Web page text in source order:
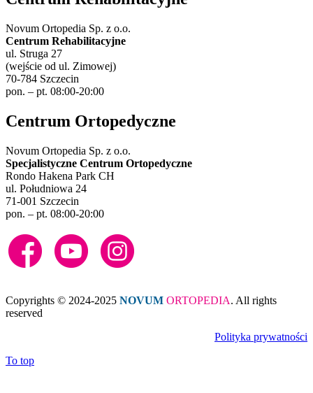
Novum Ortopedia Sp. z o.o.
Centrum Rehabilitacyjne
ul. Struga 27
(wejście od ul. Zimowej)
70-784 Szczecin
pon. – pt. 08:00-20:00
Centrum Ortopedyczne
Novum Ortopedia Sp. z o.o.
Specjalistyczne Centrum Ortopedyczne
Rondo Hakena Park CH
ul. Południowa 24
71-001 Szczecin
pon. – pt. 08:00-20:00
Copyrights © 2024-2025 NOVUM ORTOPEDIA. All rights
reserved
Polityka prywatności
To top